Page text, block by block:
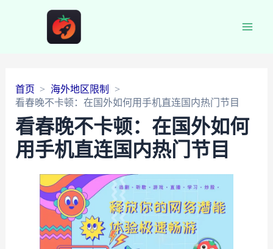
首页
海外地区限制
看春晚不卡顿：在国外如何用手机直连国内热门节目
看春晚不卡顿：在国外如何
用手机直连国内热门节目